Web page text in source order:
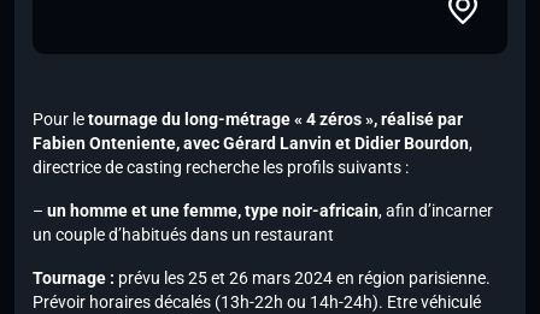
Pour letournage du long-métrage « 4 zéros », réalisé par
Fabien Onteniente,avec Gérard Lanvin et Didier Bourdon,
directrice de casting recherche les profils suivants :
– un homme et une femme, type noir-africain, afin d’incarner
un couple d’habitués dans un restaurant
Tournage : prévu les 25 et 26 mars 2024 en région parisienne.
Prévoir horaires décalés (13h-22h ou 14h-24h). Etre véhiculé